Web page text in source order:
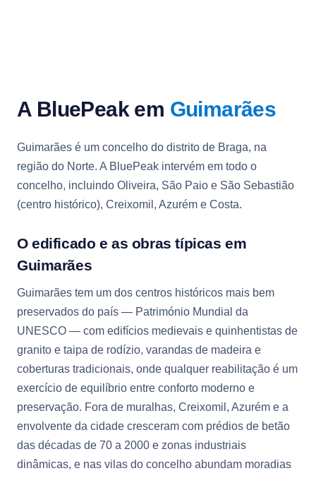
A BluePeak em Guimarães
Guimarães é um concelho do distrito de Braga, na
região do Norte. A BluePeak intervém em todo o
concelho, incluindo Oliveira, São Paio e São Sebastião
(centro histórico), Creixomil, Azurém e Costa.
O edificado e as obras típicas em
Guimarães
Guimarães tem um dos centros históricos mais bem
preservados do país — Património Mundial da
UNESCO — com edifícios medievais e quinhentistas de
granito e taipa de rodízio, varandas de madeira e
coberturas tradicionais, onde qualquer reabilitação é um
exercício de equilíbrio entre conforto moderno e
preservação. Fora de muralhas, Creixomil, Azurém e a
envolvente da cidade cresceram com prédios de betão
das décadas de 70 a 2000 e zonas industriais
dinâmicas, e nas vilas do concelho abundam moradias